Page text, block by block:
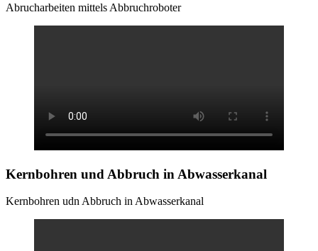
Abrucharbeiten mittels Abbruchroboter
Kernbohren und Abbruch in Abwasserkanal
Kernbohren udn Abbruch in Abwasserkanal